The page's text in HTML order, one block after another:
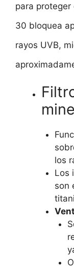
para proteger
30 bloquea
rayos UVB,
los
Los
son